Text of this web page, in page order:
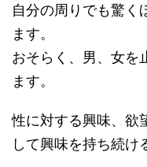
自分の周りでも驚く
ます。
おそらく、男、女を
ます。
性に対する興味、
して興味を持ち続け